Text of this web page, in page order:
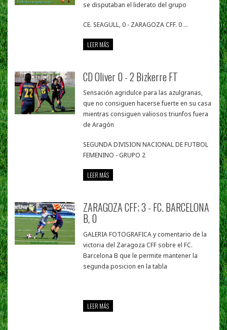
se disputaban el liderato del grupo
CE. SEAGULL, 0 - ZARAGOZA CFF. 0 ...
LEER MÁS
CD Oliver 0 - 2 Bizkerre FT
Sensación agridulce para las azulgranas,
que no consiguen hacerse fuerte en su casa
mientras consiguen valiosos triunfos fuera
de Aragón
SEGUNDA DIVISION NACIONAL DE FUTBOL
FEMENINO - GRUPO 2
LEER MÁS
ZARAGOZA CFF; 3 - FC. BARCELONA
B, 0
GALERIA FOTOGRAFICA y comentario de la
victoria del Zaragoza CFF sobre el FC.
Barcelona B que le permite mantener la
segunda posicion en la tabla
LEER MÁS